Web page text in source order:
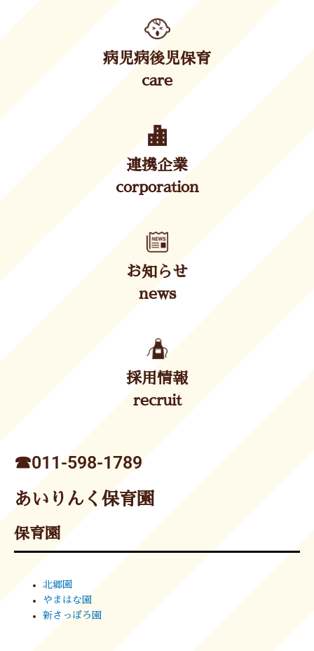
病児病後児保育
care
連携企業
corporation
お知らせ
news
採用情報
recruit
☎︎011-598-1789
あいりんく保育園
保育園
北郷園
やまはな園
新さっぽろ園